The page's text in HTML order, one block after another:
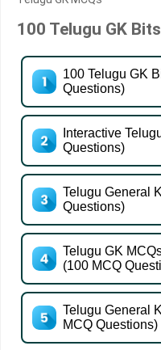
100 Telugu GK
100 Telugu GK
Questions)
Interactive
Questions)
Telugu General
Questions)
Telugu GK
(100 MCQ
Telugu General
MCQ Questions)